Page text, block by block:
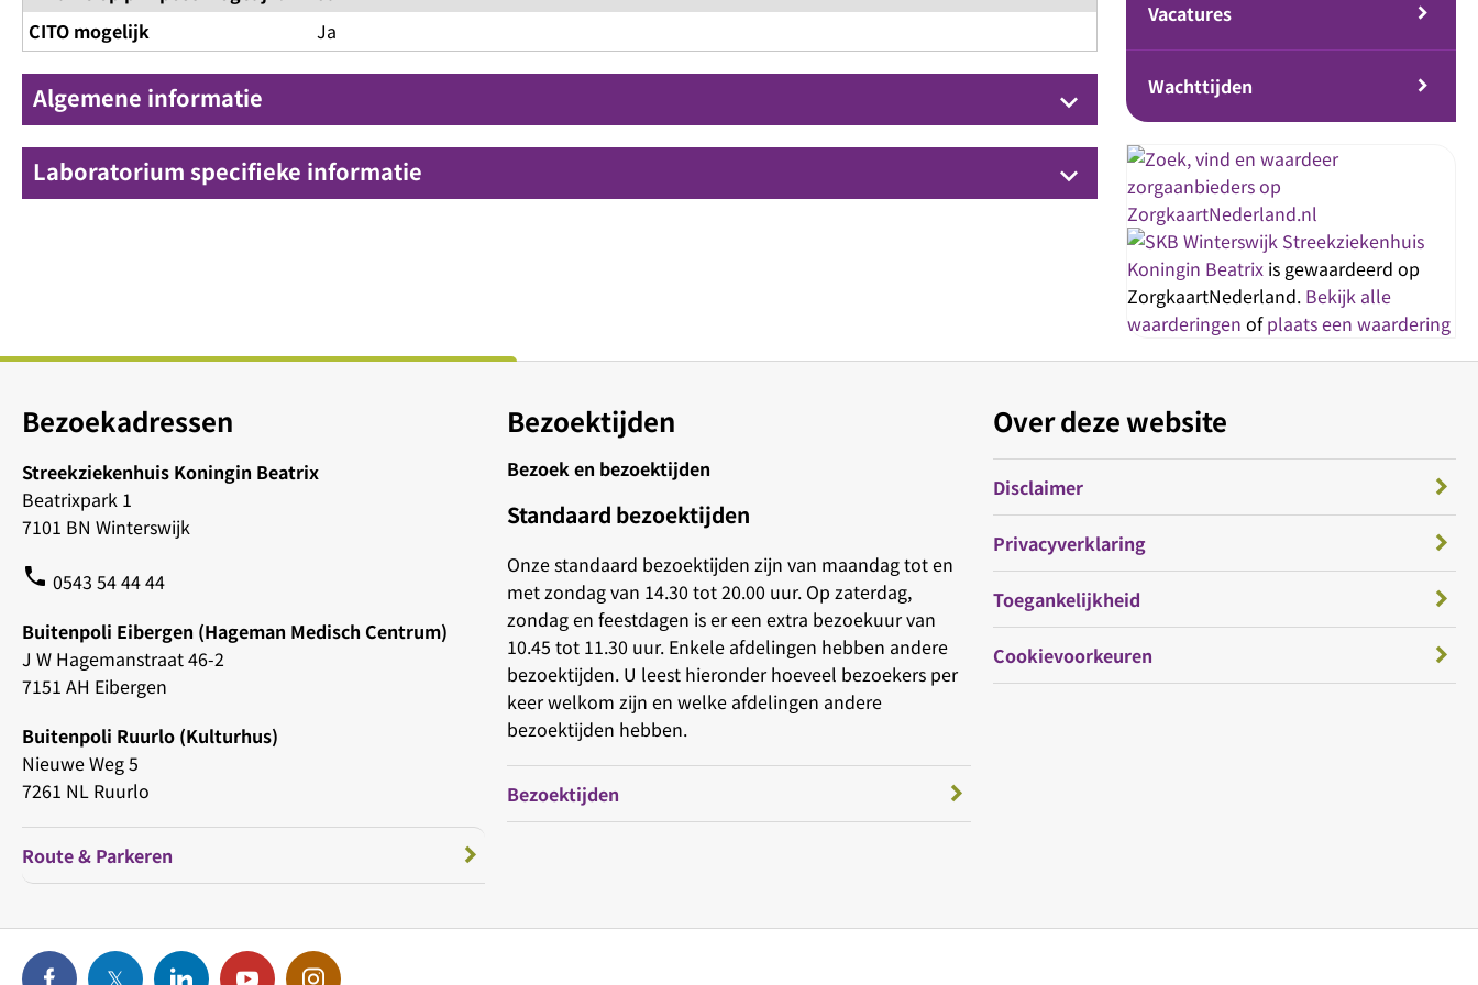
CITO mogelijk
Ja
Algemene informatie keyboard_arrow_down
Laboratorium specifieke informatie keyboard_arrow_down
Vacatures
Wachttijden
Streekziekenhuis
Koningin Beatrix is gewaardeerd op
ZorgkaartNederland. Bekijk alle
waarderingen ofplaats een waardering
Bezoekadressen
Streekziekenhuis Koningin Beatrix
Beatrixpark 1
7101 BN Winterswijk
phone 0543 54 44 44
Buitenpoli Eibergen (Hageman Medisch Centrum)
J W Hagemanstraat 46-2
7151 AH Eibergen
Buitenpoli Ruurlo (Kulturhus)
Nieuwe Weg 5
7261 NL Ruurlo
Route & Parkeren
Bezoektijden
Bezoek en bezoektijden
Standaard bezoektijden
Onze standaard bezoektijden zijn van maandag tot en
met zondag van 14.30 tot 20.00 uur. Op zaterdag,
zondag en feestdagen is er een extra bezoekuur van
10.45 tot 11.30 uur. Enkele afdelingen hebben andere
bezoektijden. U leest hieronder hoeveel bezoekers per
keer welkom zijn en welke afdelingen andere
bezoektijden hebben.
Bezoektijden
Over deze website
Disclaimer
Privacyverklaring
Toegankelijkheid
Cookievoorkeuren